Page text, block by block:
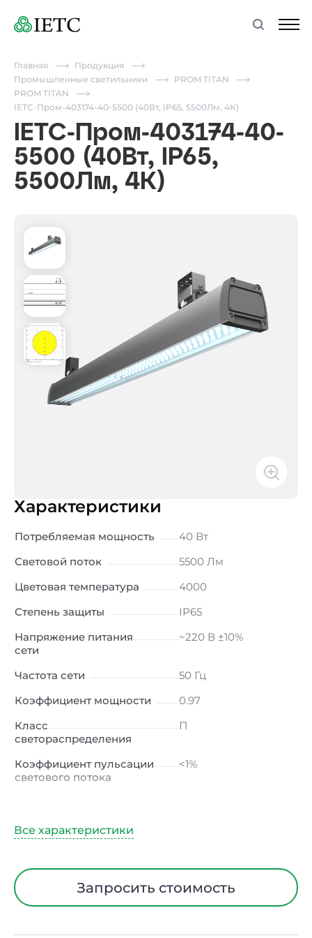
Главная
Продукция
Промышленные светильники
PROM TITAN
PROM TITAN
IETC-Пром-403174-40-5500 (40Вт, IP65, 5500Лм, 4К)
IETC-Пром-403174-40-
5500 (40Вт, IP65,
5500Лм, 4К)
Характеристики
Потребляемая мощность
40 Вт
Световой поток
5500 Лм
Цветовая температура
4000
Степень защиты
IP65
Напряжение питания
сети
~220 В ±10%
Частота сети
50 Гц
Коэффициент мощности
0.97
Класс
светораспределения
П
Коэффициент пульсации
светового потока
<1%
Тип кривой силы света
Климатическое
исполнениеЗапросить стоимость